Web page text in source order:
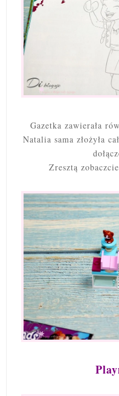
Gazetka zawierała
Natalia sama złożyła
Zresztą